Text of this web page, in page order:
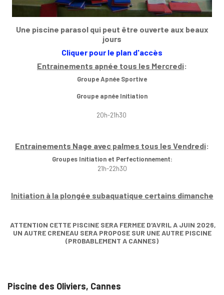
Une piscine parasol qui peut être ouverte aux beaux
jours
Cliquer pour le plan d'accès
Entrainements apnée tous les Mercredi:
Groupe Apnée Sportive
Groupe apnée Initiation
20h-21h30
Entrainements Nage avec palmes tous les Vendredi:
Groupes Initiation et Perfectionnement:
21h-22h30
Initiation à la plongée subaquatique certains dimanche
ATTENTION CETTE PISCINE SERA FERMEE D'AVRIL A JUIN 2026,
UN AUTRE CRENEAU SERA PROPOSE SUR UNE AUTRE PISCINE
(PROBABLEMENT A CANNES)
Piscine des Oliviers, Cannes